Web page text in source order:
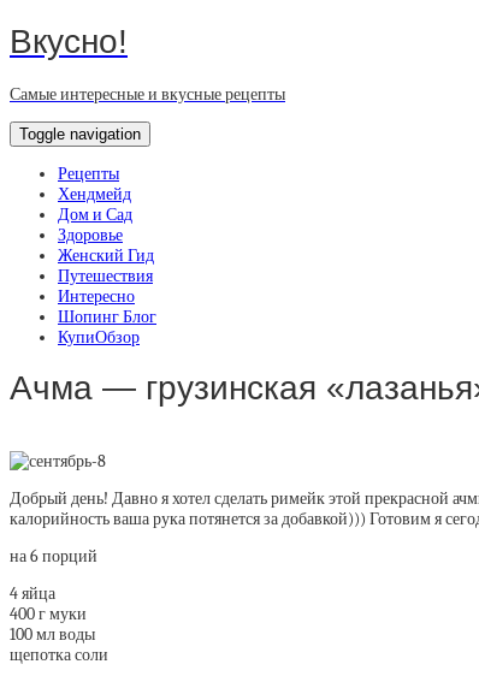
Вкусно!
Самые интересные и вкусные рецепты
Toggle navigation
Рецепты
Хендмейд
Дом и Сад
Здоровье
Женский Гид
Путешествия
Интересно
Шопинг Блог
КупиОбзор
Ачма — грузинская
Добрый день! Давно я хотел сделать римейк этой прекрасной
калорийность ваша рука потянется за добавкой))) Готовим я
на 6 порций
4 яйца
400 г муки
100 мл воды
щепотка соли